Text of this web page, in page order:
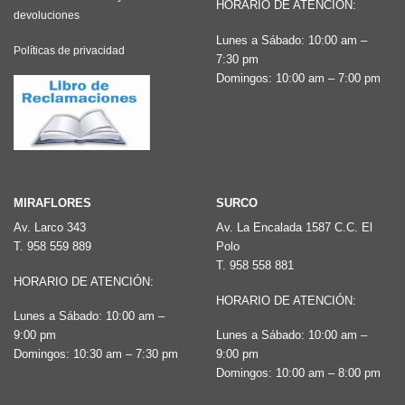
pueden
en
la
página
de
producto
pueden
la
devoluciones
Políticas de privacidad
HORARIO DE ATENCIÓN:
Lunes a Sábado: 10:00 am –
7:30 pm
Domingos: 10:00 am – 7:00 pm
MIRAFLORES
Av. Larco 343
T. 958 559 889
HORARIO DE ATENCIÓN:
Lunes a Sábado: 10:00 am –
9:00 pm
Domingos: 10:30 am – 7:30 pm
SURCO
Av. La Encalada 1587 C.C. El
Polo
T. 958 558 881
HORARIO DE ATENCIÓN:
Lunes a Sábado: 10:00 am –
9:00 pm
Domingos: 10:00 am – 8:00 pm